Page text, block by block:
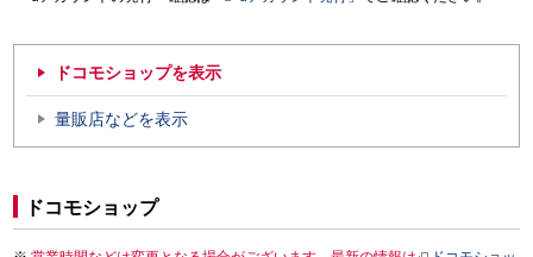
ドコモショップを表示
量販店などを表示
ドコモショップ